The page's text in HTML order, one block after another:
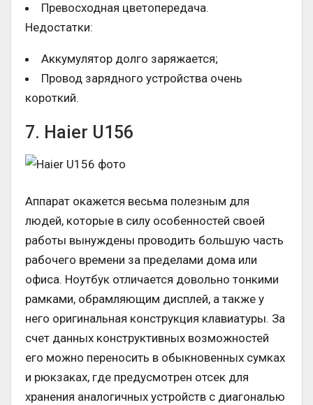
Превосходная цветопередача.
Недостатки:
Аккумулятор долго заряжается;
Провод зарядного устройства очень
короткий.
7. Haier U156
Аппарат окажется весьма полезным для
людей, которые в силу особенностей своей
работы вынуждены проводить большую часть
рабочего времени за пределами дома или
офиса. Ноутбук отличается довольно тонкими
рамками, обрамляющим дисплей, а также у
него оригинальная конструкция клавиатуры. За
счет данных конструктивных возможностей
его можно переносить в обыкновенных сумках
и рюкзаках, где предусмотрен отсек для
хранения аналогичных устройств с диагональю